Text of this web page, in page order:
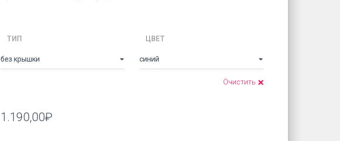
1.860,00₽
ТИП ЦВЕТ
Очистить
1.190,00₽